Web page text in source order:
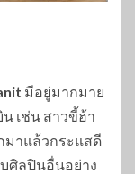
มีอยู่มากมาย
เช่น สาวขี้ฮ้า
มาแล้วกระแสดี
ศิลปินอื่นอย่าง